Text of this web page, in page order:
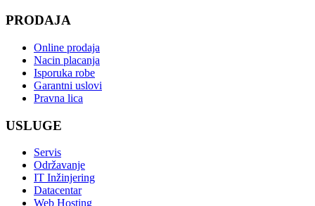
PRODAJA
Online prodaja
Nacin placanja
Isporuka robe
Garantni uslovi
Pravna lica
USLUGE
Servis
Održavanje
IT Inžinjering
Datacentar
Web Hosting